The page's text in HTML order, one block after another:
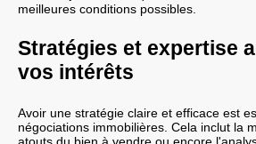
meilleures conditions possibles.
Stratégies et expertise
vos intérêts
Avoir une stratégie claire et efficace est
négociations immobilières. Cela inclut la
atouts du bien à vendre ou encore